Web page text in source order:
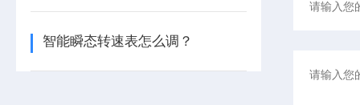
智能瞬态转速表怎么调？